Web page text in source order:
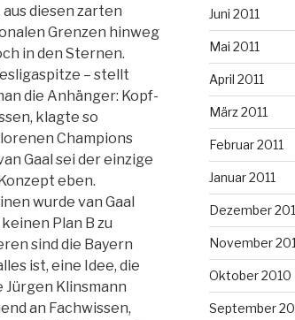
diesen zarten
Grenzen hinweg
in den Sternen.
– stellt
die Anhänger: Kopf-
klagte so
Champions
Gaal sei der einzige
eben.
wurde van Gaal
Plan B zu
sind die Bayern
ist, eine Idee, die
Klinsmann
an Fachwissen,
Juni 2011
Mai 2011
April 2011
März 2011
Februar 2011
Januar 2011
Dezember
November
Oktober 2010
September